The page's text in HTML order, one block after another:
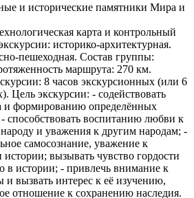
и исторические памятники Мира и
карта и контрольный
историко-архитектурная.
пешеходная. Состав группы:
маршрута: 270 км.
8 часов экскурсионных (или 6
Цель экскурсии: - содействовать
и формированию определённых
способствовать воспитанию любви к
и уважения к другим народам; -
самосознание, уважение к
истории; вызывать чувство гордости
в истории; - привлечь внимание к
и вызвать интерес к её изучению,
отношение к сохранению наследия.